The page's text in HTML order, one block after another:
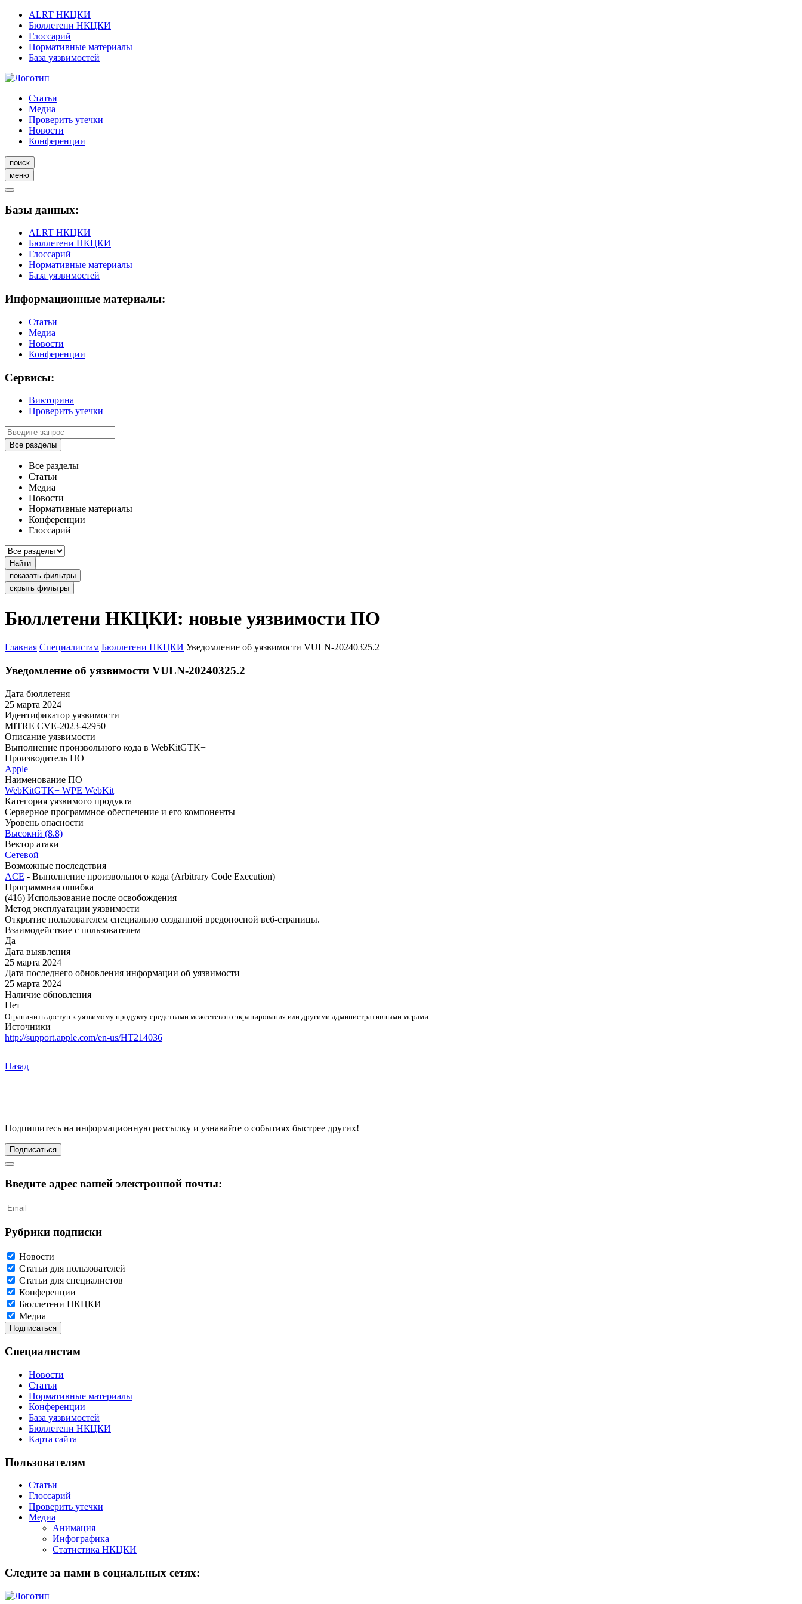
ALRT НКЦКИ
Бюллетени НКЦКИ
Глоссарий
Нормативные материалы
База уязвимостей
Статьи
Медиа
Проверить утечки
Новости
Конференции
поиск
меню
Базы данных:
ALRT НКЦКИ
Бюллетени НКЦКИ
Глоссарий
Нормативные материалы
База уязвимостей
Информационные материалы:
Статьи
Медиа
Новости
Конференции
Сервисы:
Викторина
Проверить утечки
Все разделы
Все разделы
Статьи
Медиа
Новости
Нормативные материалы
Конференции
Глоссарий
Найти
показать фильтры
скрыть фильтры
Бюллетени НКЦКИ: новые уязвимости ПО
Главная Специалистам Бюллетени НКЦКИ Уведомление об уязвимости VULN-20240325.2
Уведомление об уязвимости VULN-20240325.2
Дата бюллетеня
25 марта 2024
Идентификатор уязвимости
MITRE CVE-2023-42950
Описание уязвимости
Выполнение произвольного кода в WebKitGTK+
Производитель ПО
Apple
Наименование ПО
WebKitGTK+ WPE WebKit
Категория уязвимого продукта
Серверное программное обеспечение и его компоненты
Уровень опасности
Высокий (8.8)
Вектор атаки
Сетевой
Возможные последствия
ACE - Выполнение произвольного кода (Arbitrary Code Execution)
Программная ошибка
(416) Использование после освобождения
Метод эксплуатации уязвимости
Открытие пользователем специально созданной вредоносной веб-страницы.
Взаимодействие с пользователем
Да
Дата выявления
25 марта 2024
Дата последнего обновления информации об уязвимости
25 марта 2024
Наличие обновления
Нет
Ограничить доступ к уязвимому продукту средствами межсетевого экранирования или другими административными мерами.
Источники
http://support.apple.com/en-us/HT214036
Назад
Подпишитесь на информационную рассылку и узнавайте о событиях быстрее других!
Подписаться
Введите адрес вашей электронной почты:
Рубрики подписки
Новости
Статьи для пользователей
Статьи для специалистов
Конференции
Бюллетени НКЦКИ
Медиа
Специалистам
Новости
Статьи
Нормативные материалы
Конференции
База уязвимостей
Бюллетени НКЦКИ
Карта сайта
Пользователям
Статьи
Глоссарий
Проверить утечки
Медиа
Анимация
Инфографика
Статистика НКЦКИ
Следите за нами в социальных сетях: